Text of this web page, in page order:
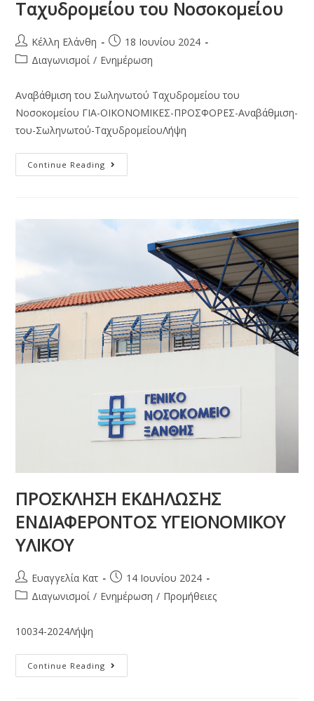
Ταχυδρομείου του Νοσοκομείου
Κέλλη Ελάνθη
18 Ιουνίου 2024
Διαγωνισμοί / Ενημέρωση
Αναβάθμιση του Σωληνωτού Ταχυδρομείου του
Νοσοκομείου ΓΙA-ΟΙΚΟΝΟΜΙΚΕΣ-ΠΡΟΣΦΟΡΕΣ-Αναβάθμιση-
του-Σωληνωτού-ΤαχυδρομείουΛήψη
Continue Reading
ΠΡΟΣΚΛΗΣΗ ΕΚΔΗΛΩΣΗΣ
ΕΝΔΙΑΦΕΡΟΝΤΟΣ ΥΓΕΙΟΝΟΜΙΚΟΥ
ΥΛΙΚΟΥ
Ευαγγελία Κατ
14 Ιουνίου 2024
Διαγωνισμοί / Ενημέρωση / Προμήθειες
10034-2024Λήψη
Continue Reading